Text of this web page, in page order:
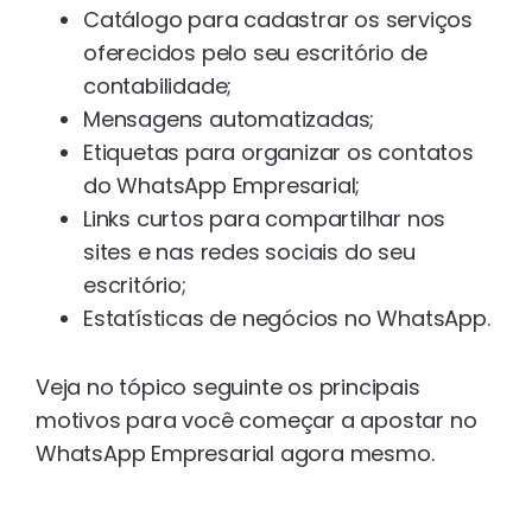
Catálogo para cadastrar os serviços
oferecidos pelo seu escritório de
contabilidade;
Mensagens automatizadas;
Etiquetas para organizar os contatos
do WhatsApp Empresarial;
Links curtos para compartilhar nos
sites e nas redes sociais do seu
escritório;
Estatísticas de negócios no WhatsApp.
Veja no tópico seguinte os principais
motivos para você começar a apostar no
WhatsApp Empresarial agora mesmo.